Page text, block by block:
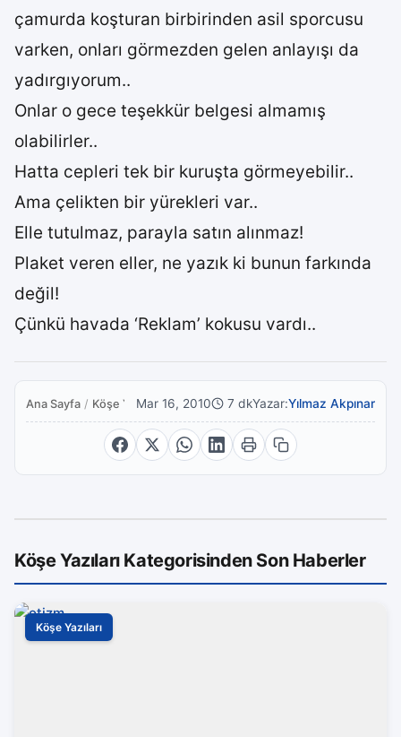
çamurda koşturan birbirinden asil sporcusu
varken, onları görmezden gelen anlayışı da
yadırgıyorum..
Onlar o gece teşekkür belgesi almamış
olabilirler..
Hatta cepleri tek bir kuruşta görmeyebilir..
Ama çelikten bir yürekleri var..
Elle tutulmaz, parayla satın alınmaz!
Plaket veren eller, ne yazık ki bunun farkında
değil!
Çünkü havada ‘Reklam’ kokusu vardı..
Ana Sayfa / Köşe YazılarıMar 16, 2010 7 dkYazar:Yılmaz Akpınar
Köşe Yazıları Kategorisinden Son Haberler
Köşe Yazıları